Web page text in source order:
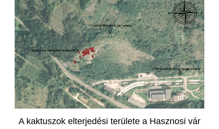
A kaktuszok elterjedési területe a Hasznosi vár